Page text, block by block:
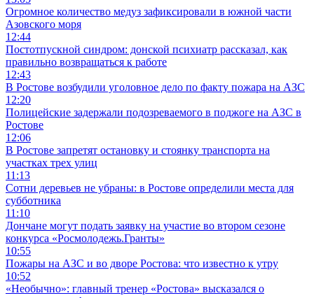
Огромное количество медуз зафиксировали в южной части
Азовского моря
12:44
Постотпускной синдром: донской психиатр рассказал, как
правильно возвращаться к работе
12:43
В Ростове возбудили уголовное дело по факту пожара на АЗС
12:20
Полицейские задержали подозреваемого в поджоге на АЗС в
Ростове
12:06
В Ростове запретят остановку и стоянку транспорта на
участках трех улиц
11:13
Сотни деревьев не убраны: в Ростове определили места для
субботника
11:10
Дончане могут подать заявку на участие во втором сезоне
конкурса «Росмолодежь.Гранты»
10:55
Пожары на АЗС и во дворе Ростова: что известно к утру
10:52
«Необычно»: главный тренер «Ростова» высказался о